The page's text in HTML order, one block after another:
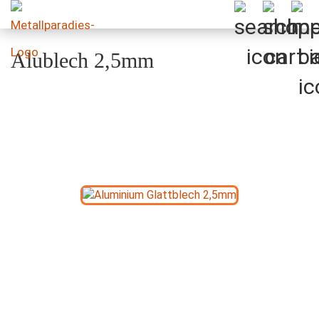
Alublech 2,5mm